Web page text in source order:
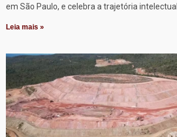
em São Paulo, e celebra a trajetória intelectual
Leia mais »